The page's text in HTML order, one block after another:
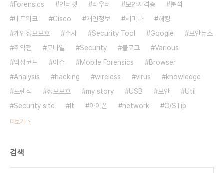
Forensics 인터넷 라우터 보안자격증
분석
네트워크
Cisco 개인정보 세미나
해킹
개인정보보호
수사 Security Tool Google
보안뉴스
취약점
모바일 Security 블로그
Various
악성코드
이슈 Mobile Forensics
Browser
Analysis
hacking wireless virus
knowledge
포렌식
정보보호 my story USB 보안
Util
Security site
It 아이폰 network O/STip
더보기
검색